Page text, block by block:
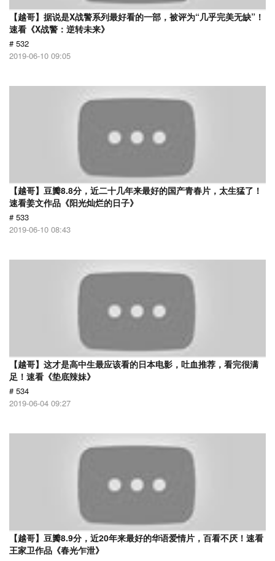
【越哥】据说是X战警系列最好看的一部，被评为“几乎完美无缺”！
速看《X战警：逆转未来》
# 532
2019-06-10 09:05
【越哥】豆瓣8.8分，近二十几年来最好的国产青春片，太生猛了！
速看姜文作品《阳光灿烂的日子》
# 533
2019-06-10 08:43
【越哥】这才是高中生最应该看的日本电影，吐血推荐，看完很满
足！速看《垫底辣妹》
# 534
2019-06-04 09:27
【越哥】豆瓣8.9分，近20年来最好的华语爱情片，百看不厌！速看
王家卫作品《春光乍泄》